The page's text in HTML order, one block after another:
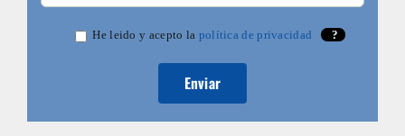
He leido y acepto la política de privacidad ?